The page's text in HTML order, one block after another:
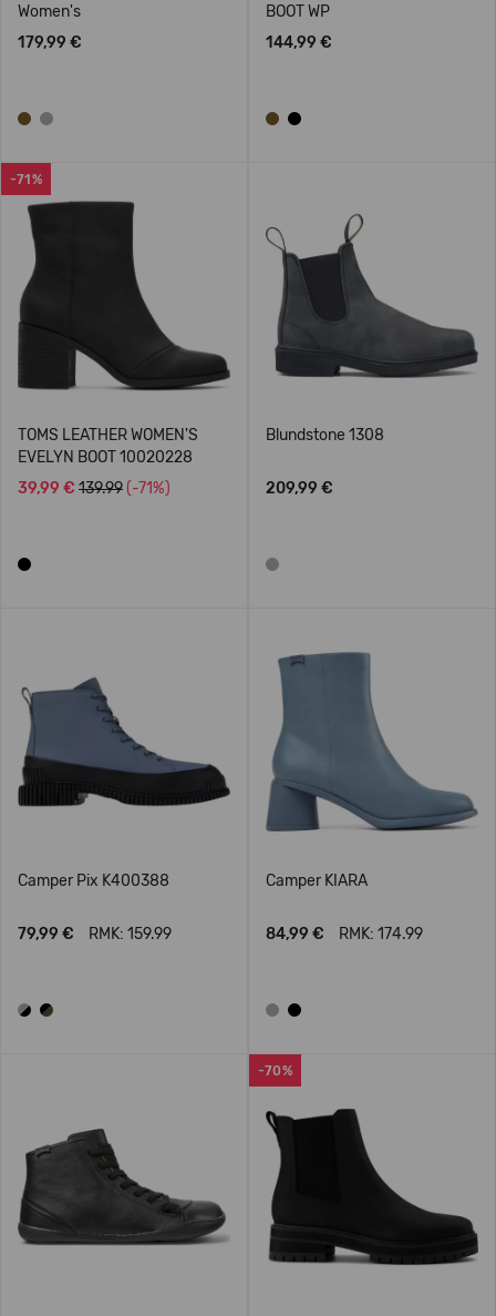
Women's
179,99 €
BOOT WP
144,99 €
-71%
TOMS LEATHER WOMEN'S
EVELYN BOOT 10020228
39,99 € 139.99 (-71%)
Blundstone 1308
209,99 €
Camper Pix K400388
79,99 € RMK: 159.99
Camper KIARA
84,99 € RMK: 174.99
-70%